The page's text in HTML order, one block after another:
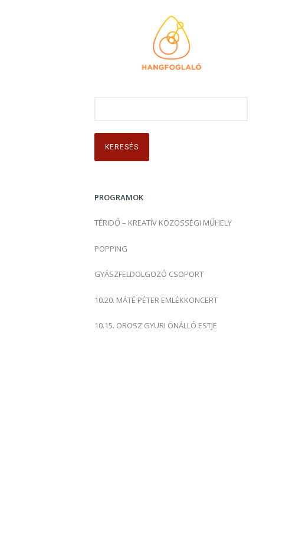
r
s
:PROGRAMOK
TÉRIDŐ – KREATÍV KÖZÖSSÉGI MŰHELY
POPPING
GYÁSZFELDOLGOZÓ CSOPORT
10.20. MÁTÉ PÉTER EMLÉKKONCERT
10.15. OROSZ GYURI ÖNÁLLÓ ESTJE